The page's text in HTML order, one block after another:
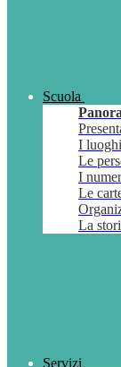
Scuola
I luoghi
Le
I
Le
La
Servizi